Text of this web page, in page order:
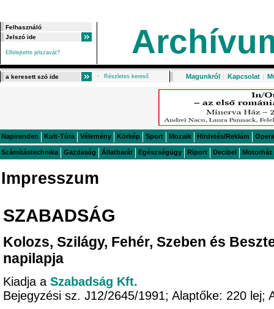
Elfelejtette jelszavát?
Részletes kereső Magunkról | Kapcsolat |
Napirenden Kult-Túra Vélemény Körkép Sport Mozaik Hirdetés/Reklám Opera
Számítástechnika Gazdaság Állatbarát Egészségügy Riport Decibel Motorház
Impresszum
SZABADSÁG
Kolozs, Szilágy, Fehér, Szeben és
napilapja
Kiadja a Szabadság Kft.
Bejegyzési sz. J12/2645/1991; Alaptőke: 220 lej;